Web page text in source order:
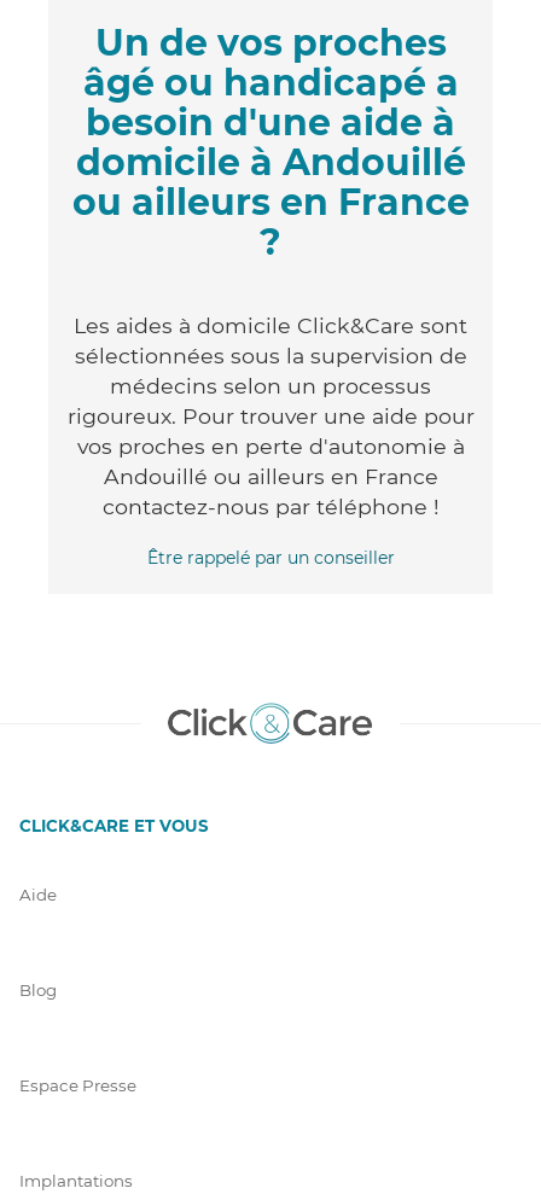
Un de vos proches
âgé ou handicapé a
besoin d'une aide à
domicile à Andouillé
ou ailleurs en France
?
Les aides à domicile Click&Care sont
sélectionnées sous la supervision de
médecins selon un processus
rigoureux. Pour trouver une aide pour
vos proches en perte d'autonomie à
Andouillé ou ailleurs en France
contactez-nous par téléphone !
Être rappelé par un conseiller
CLICK&CARE ET VOUS
Aide
Blog
Espace Presse
Implantations